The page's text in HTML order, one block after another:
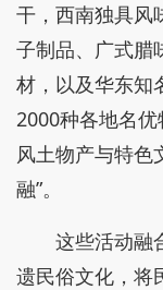
干，西南独具风
子制品、广式腊
材，以及华东知
2000种各地名
风土物产与特色
融”。
这些活动融
遗民俗文化，将